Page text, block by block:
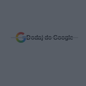
Dodaj do Google